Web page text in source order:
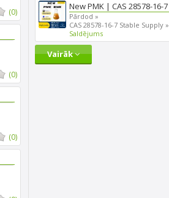
(0)
(0)
(0)
Pārdod »
CAS 28578-16-7 Stable Supply »
Saldējums
Vairāk